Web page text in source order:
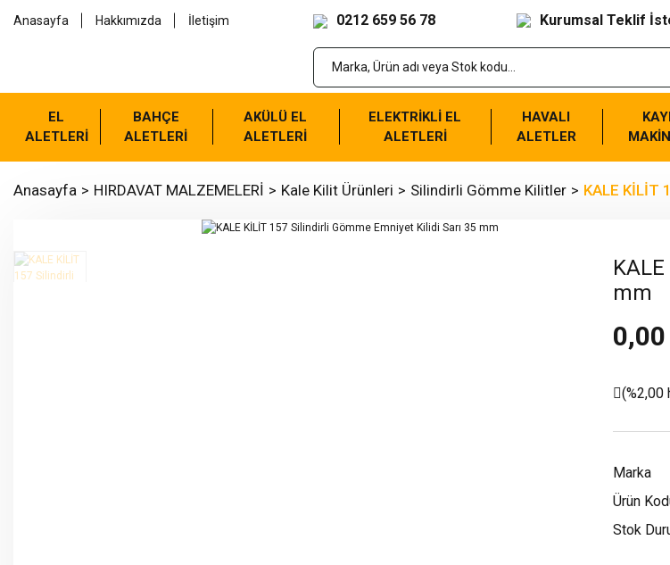
Anasayfa Hakkımızda İletişim 0212 659 56 78 Kurumsal Teklif
EL
ALETLERİ
BAHÇE
ALETLERİ
AKÜLÜ EL
ALETLERİ
ELEKTRİKLİ EL
ALETLERİ
HAVALI
ALETLER
Anasayfa HIRDAVAT MALZEMELERİ Kale Kilit Ürünleri Silindirli Gömme Kilitler KALE KİLİT
mm
(%2,00
Marka
Ürün
Stok